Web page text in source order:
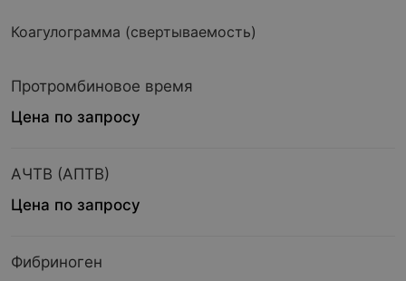
Коагулограмма (свертываемость)
Протромбиновое время
Цена по запросу
АЧТВ (АПТВ)
Цена по запросу
Фибриноген